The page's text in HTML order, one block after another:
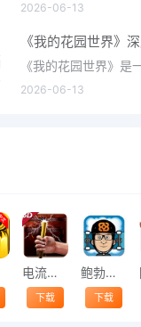
2026-06-13
2026-06-13
电流急急棒
下载
鲍勃的梦境
下载